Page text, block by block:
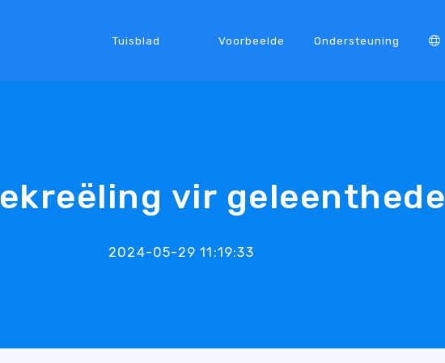
Tuisblad Voorbeelde Ondersteuning
vir geleenthede
2024-05-29 11:19:33